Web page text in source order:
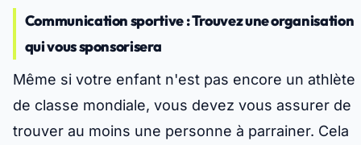
Communication sportive : Trouvez une organisation
qui vous sponsorisera
Même si votre enfant n'est pas encore un athlète
de classe mondiale, vous devez vous assurer de
trouver au moins une personne à parrainer. Cela